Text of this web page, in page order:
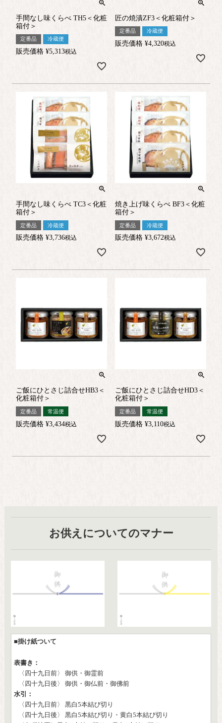
手間なし味くらべ TH5＜化粧
箱付＞
定番品 冷蔵便
販売価格 ¥5,313税込
匠の焼漬ZF3＜化粧箱付＞
定番品 冷蔵便
販売価格 ¥4,320税込
手間なし味くらべ TC3＜化粧
箱付＞
定番品 冷蔵便
販売価格 ¥3,736税込
焼き上げ味くらべ BF3＜化粧
箱付＞
定番品 冷蔵便
販売価格 ¥3,672税込
ご飯にひとさじ詰合せHB3＜
化粧箱付＞
定番品 常温便
販売価格 ¥3,434税込
ご飯にひとさじ詰合せHD3＜
化粧箱付＞
定番品 常温便
販売価格 ¥3,110税込
お供えについてのマナー
■掛け紙ついて
表書き：
〈四十九日前〉 御供・御霊前
〈四十九日後〉 御供・御仏前・御佛前
水引：
〈四十九日前〉 黒白5本結び切り
〈四十九日後〉 黒白5本結び切り・黄白5本結び切り